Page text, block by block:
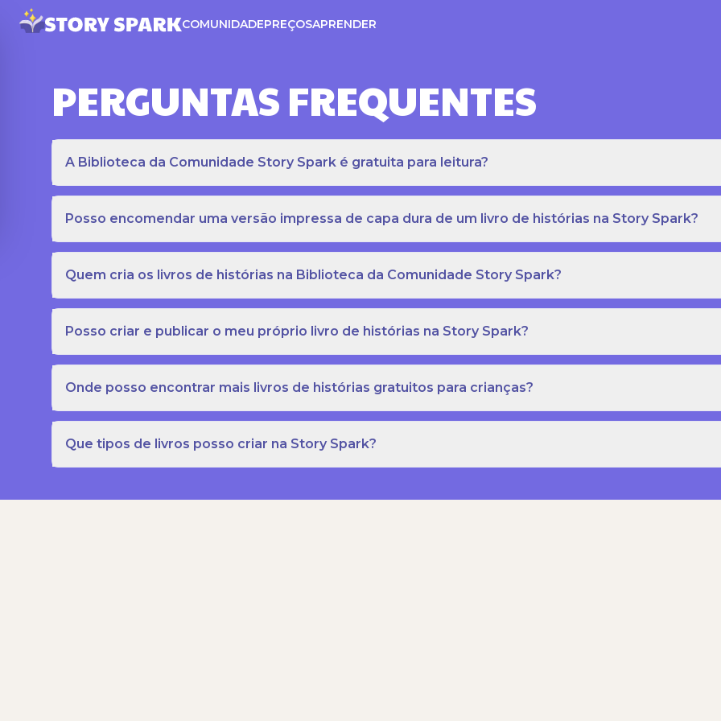
COMUNIDADEPREÇOSAPRENDER
PERGUNTAS FREQUENTES
A Biblioteca da Comunidade Story Spark é gratuita para leitura?
Posso encomendar uma versão impressa de capa dura de um livro de histórias na Story Spark?
Quem cria os livros de histórias na Biblioteca da Comunidade Story Spark?
Posso criar e publicar o meu próprio livro de histórias na Story Spark?
Onde posso encontrar mais livros de histórias gratuitos para crianças?
Que tipos de livros posso criar na Story Spark?